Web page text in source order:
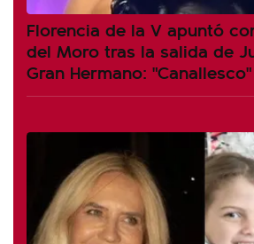
Florencia de la V apuntó
del Moro tras la salida de
Gran Hermano: "Canallesco"